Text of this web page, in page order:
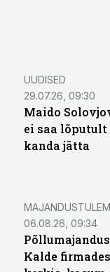
UUDISED
29.07.26, 09:30
Maido
ei saa lõputult
kanda jätta
06.08.26, 09:34
Kalde